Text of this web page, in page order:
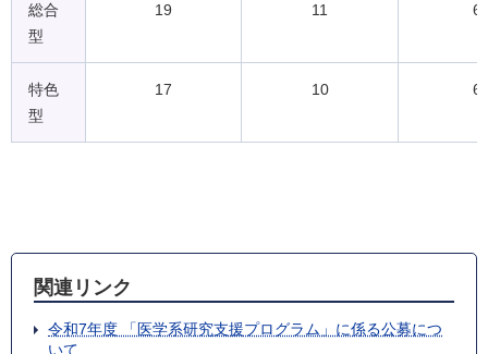
総合
型
19 11 6
特色
型
17 10 6
関連リンク
令和7年度 「医学系研究支援プログラム」に係る公募につ
いて